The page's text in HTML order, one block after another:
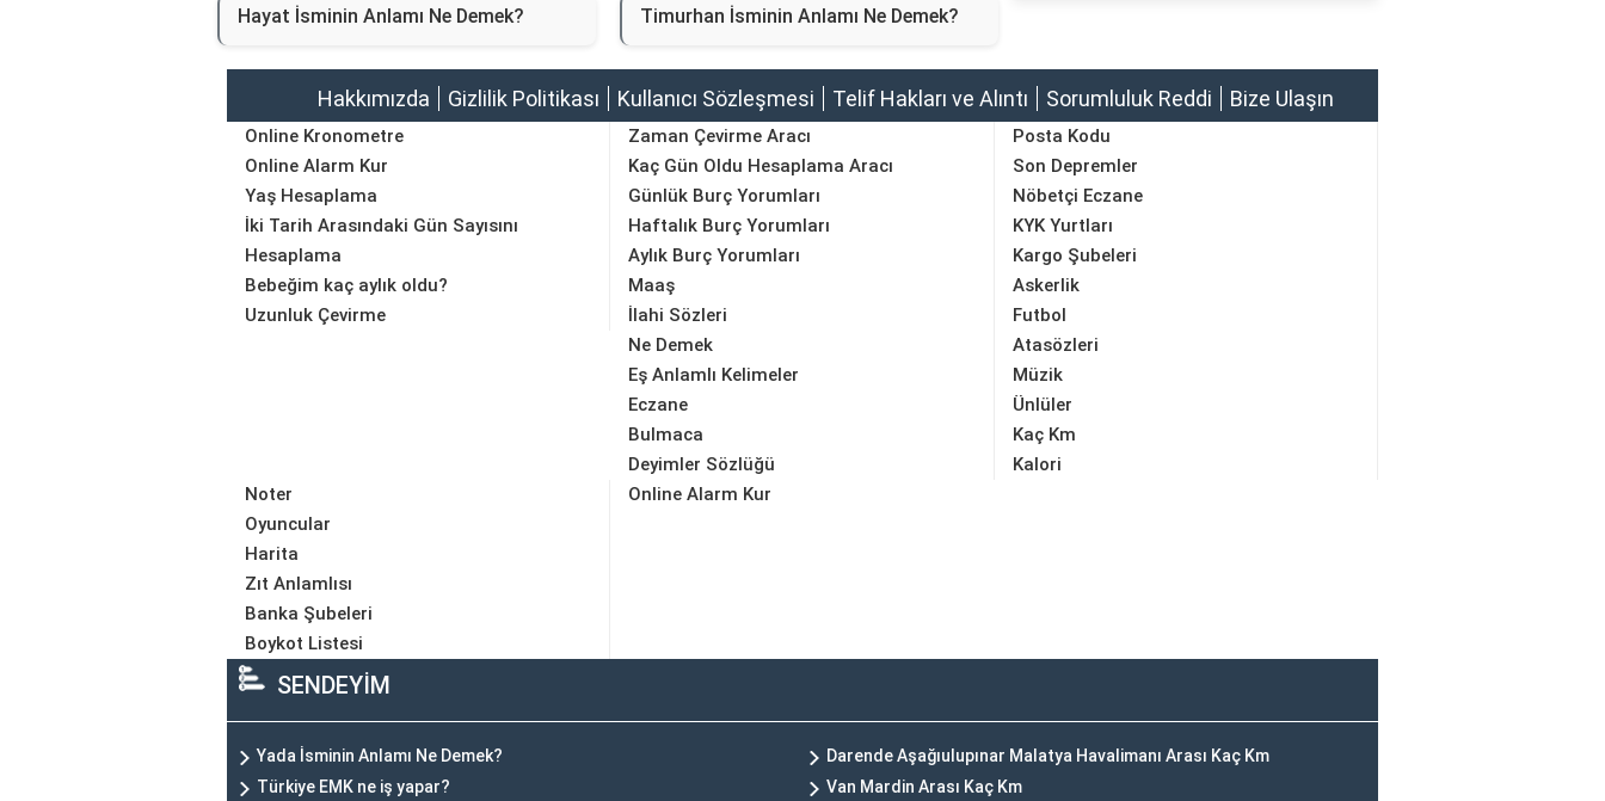
Hayat İsminin Anlamı Ne Demek? Timurhan İsminin Anlamı Ne Demek?
Hakkımızda Gizlilik Politikası Kullanıcı Sözleşmesi Telif Hakları ve Alıntı Sorumluluk Reddi Bize Ulaşın
Online Kronometre
Online Alarm Kur
Yaş Hesaplama
İki Tarih Arasındaki Gün Sayısını
Hesaplama
Bebeğim kaç aylık oldu?
Uzunluk Çevirme
Zaman Çevirme Aracı
Kaç Gün Oldu Hesaplama Aracı
Günlük Burç Yorumları
Haftalık Burç Yorumları
Aylık Burç Yorumları
Maaş
Posta Kodu
Son Depremler
Nöbetçi Eczane
KYK Yurtları
Kargo Şubeleri
Askerlik
İlahi Sözleri
Ne Demek
Eş Anlamlı Kelimeler
Eczane
Bulmaca
Deyimler Sözlüğü
Futbol
Atasözleri
Müzik
Ünlüler
Kaç Km
Kalori
Noter
Oyuncular
Harita
Zıt Anlamlısı
Banka Şubeleri
Boykot Listesi
Online Alarm Kur
SENDEYİM
Yada İsminin Anlamı Ne Demek?
Darende Aşağıulupınar Malatya Havalimanı Arası Kaç Km
Türkiye EMK ne iş yapar?
Van Mardin Arası Kaç Km